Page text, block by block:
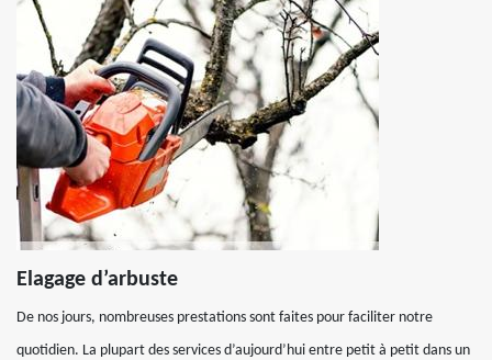
Elagage d’arbuste
De nos jours, nombreuses prestations sont faites pour faciliter notre
quotidien. La plupart des services d’aujourd’hui entre petit à petit dans un